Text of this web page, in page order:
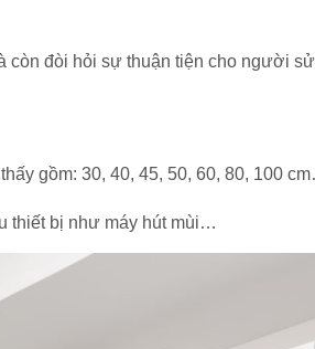
còn đòi hỏi sự thuận tiện cho người
gồm: 30, 40, 45, 50, 60, 80, 100
thiết bị như máy hút mùi…